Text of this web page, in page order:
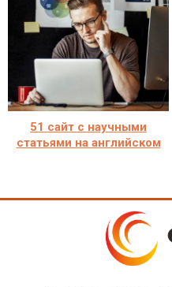
51 сайт с научными
статьями на английском